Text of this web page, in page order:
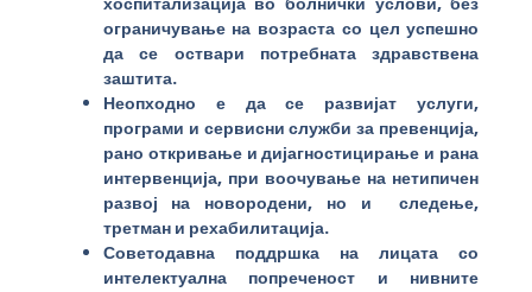
ограничување на возраста со цел успешно
да се оствари потребната здравствена
заштита.
Неопходно е да се развијат услуги,
програми и сервисни служби за превенција,
рано откривање и дијагностицирање и рана
интервенција, при воочување на нетипичен
развој на новородени, но и следење,
третман и рехабилитација.
Советодавна поддршка на лицата со
интелектуална попреченост и нивните